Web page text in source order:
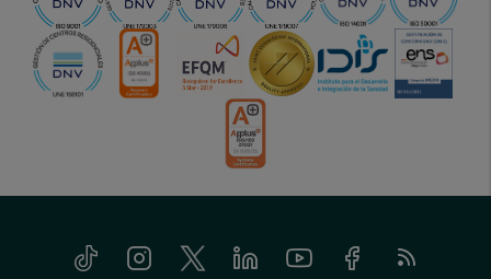
Tiktok InstagramTwitter LinkedinYoutube FacebookFeed
RSS